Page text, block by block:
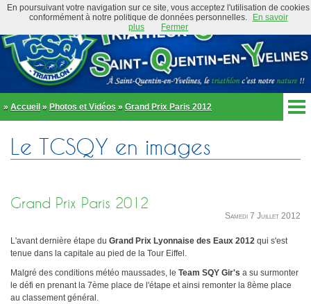
» Accueil » Photos et Vidéos » Grand Prix Paris 2012
Accueil Actualités
Organigramme
École de triathlon
Trombinoscope
Partenaires
Tenues et équipements
Bike and Run 2026
Présentation
Inscriptions
Règlement
Le TCSQY en images
Grand Prix Paris 2012
Samedi 7 Juillet 2012
L'avant dernière étape du Grand Prix Lyonnaise des Eaux 2012 qui s'est
tenue dans la capitale au pied de la Tour Eiffel.
Malgré des conditions météo maussades, le Team SQY Gir's a su surmonter
le défi en prenant la 7ème place de l'étape et ainsi remonter la 8ème place
au classement général.
En poursuivant votre navigation sur ce site, vous acceptez l'utilisation de cookies
conformément à notre politique de données personnelles.
En savoir
plus
Fermer